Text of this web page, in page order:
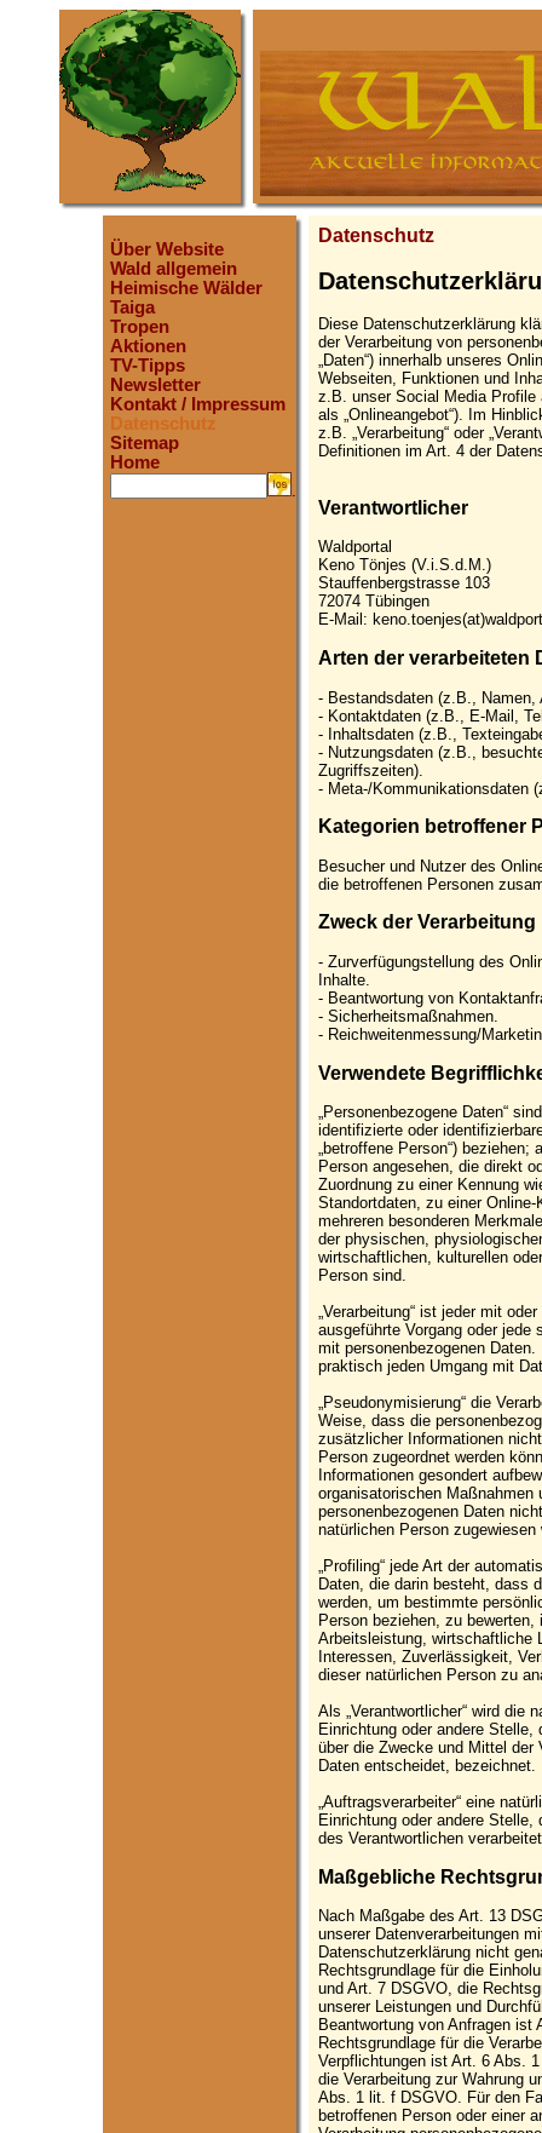
Über Website
Wald allgemein
Heimische Wälder
Taiga
Tropen
Aktionen
TV-Tipps
Newsletter
Kontakt / Impressum
Datenschutz
Sitemap
Home
.
Datenschutz
Diese Datenschutzerklärung
der Verarbeitung von
„Daten“) innerhalb unseres
Webseiten, Funktionen und
z.B. unser Social Media Profile
als „Onlineangebot“). Im
z.B. „Verarbeitung“ oder
Definitionen im Art. 4 der
Verantwortlicher
Waldportal
Keno Tönjes (V.i.S.d.M.)
Stauffenbergstrasse 103
72074 Tübingen
E-Mail:
Arten der verarbeiteten
- Bestandsdaten (z.B., Namen,
- Kontaktdaten (z.B., E-Mail,
- Inhaltsdaten (z.B.,
- Nutzungsdaten (z.B.,
Zugriffszeiten).
- Meta-/Kommunikationsdaten
Kategorien betroffener
Besucher und Nutzer des
die betroffenen Personen
Zweck der Verarbeitung
- Zurverfügungstellung des
Inhalte.
- Beantwortung von
- Sicherheitsmaßnahmen.
- Reichweitenmessung/
Verwendete
„Personenbezogene Daten“
identifizierte oder
„betroffene Person“)
Person angesehen, die direkt
Zuordnung zu einer Kennung
Standortdaten, zu einer
mehreren besonderen
der physischen,
wirtschaftlichen, kulturellen
Person sind.
„Verarbeitung“ ist jeder mit
ausgeführte Vorgang oder jede
mit personenbezogenen
praktisch jeden Umgang mit
„Pseudonymisierung“ die
Weise, dass die
zusätzlicher Informationen
Person zugeordnet werden
Informationen gesondert
organisatorischen Maßnahmen
personenbezogenen Daten
natürlichen Person zugewiesen
„Profiling“ jede Art der
Daten, die darin besteht, dass
werden, um bestimmte
Person beziehen, zu
Arbeitsleistung, wirtschaftliche
Interessen, Zuverlässigkeit,
dieser natürlichen Person zu
Als „Verantwortlicher“ wird die
Einrichtung oder andere
über die Zwecke und Mittel der
Daten entscheidet, bezeichnet.
„Auftragsverarbeiter“ eine
Einrichtung oder andere Stelle,
des Verantwortlichen
Maßgebliche
Nach Maßgabe des Art. 13
unserer Datenverarbeitungen
Datenschutzerklärung nicht
Rechtsgrundlage für die
und Art. 7 DSGVO, die
unserer Leistungen und
Beantwortung von Anfragen
Rechtsgrundlage für die
Verpflichtungen ist Art. 6 Abs.
die Verarbeitung zur Wahrung
Abs. 1 lit. f DSGVO. Für den
betroffenen Person oder einer